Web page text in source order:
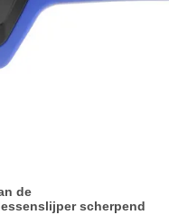
de
scherpend